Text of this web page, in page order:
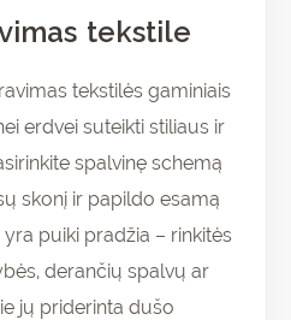
tekstile
tekstilės gaminiais
erdvei suteikti stiliaus ir
spalvinę schemą
skonį ir papildo esamą
puiki pradžia – rinkitės
derančių spalvų ar
jų priderinta dušo